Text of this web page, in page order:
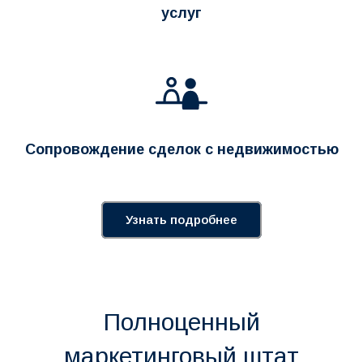
услуг
Сопровождение сделок с недвижимостью
Узнать подробнее
Полноценный
маркетинговый штат